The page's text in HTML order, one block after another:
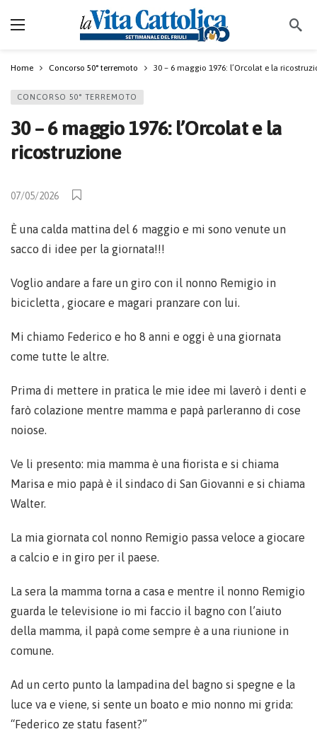
Home Concorso 50° terremoto 30 – 6 maggio 1976: l’Orcolat e la
CONCORSO 50° TERREMOTO
30 – 6 maggio 1976: l’Orcolat e la
ricostruzione
07/05/2026
È una calda mattina del 6 maggio e mi sono venute un
sacco di idee per la giornata!!!
Voglio andare a fare un giro con il nonno Remigio in
bicicletta , giocare e magari pranzare con lui.
Mi chiamo Federico e ho 8 anni e oggi è una giornata
come tutte le altre.
Prima di mettere in pratica le mie idee mi laverò i denti e
farò colazione mentre mamma e papà parleranno di cose
noiose.
Ve li presento: mia mamma è una fiorista e si chiama
Marisa e mio papà è il sindaco di San Giovanni e si chiama
Walter.
La mia giornata col nonno Remigio passa veloce a giocare
a calcio e in giro per il paese.
La sera la mamma torna a casa e mentre il nonno Remigio
guarda le televisione io mi faccio il bagno con l’aiuto
della mamma, il papà come sempre è a una riunione in
comune.
Ad un certo punto la lampadina del bagno si spegne e la
luce va e viene, si sente un boato e mio nonno mi grida:
“Federico ze statu fasent?”